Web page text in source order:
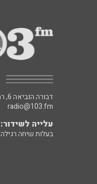
דבורה הנביאה 6, רמת השרון
radio@103.fm
עלייה לשידור: 0552-103-103
בעלות שיחה רגילה